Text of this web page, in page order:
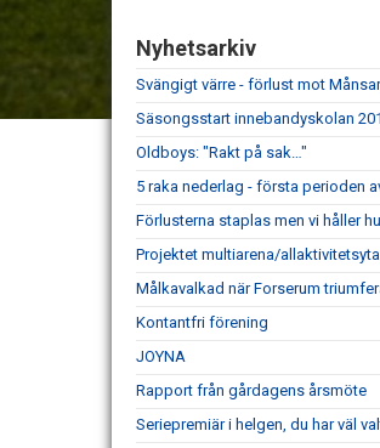
Nyhetsarkiv
Svängigt värre - förlust mot
Säsongsstart innebandyskolan
Oldboys: "Rakt på sak…"
5 raka nederlag - första perioden
Förlusterna staplas men vi håller
Projektet multiarena/allaktivitetsyta
Målkavalkad när Forserum
Kontantfri förening
JOYNA
Rapport från gårdagens årsmöte
Seriepremiär i helgen, du har väl